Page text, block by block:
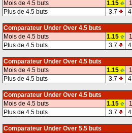
Mois de 4.5 buts 1.15
Plus de 4.5 buts
3.7
Comparateur Under Over 4.5 buts
Mois de 4.5 buts
1.15
Plus de 4.5 buts
3.7
Comparateur Under Over 4.5 buts
Mois de 4.5 buts
1.15
Plus de 4.5 buts
3.7
Comparateur Under Over 4.5 buts
Mois de 4.5 buts
1.15
Plus de 4.5 buts
3.7
Comparateur Under Over 5.5 buts